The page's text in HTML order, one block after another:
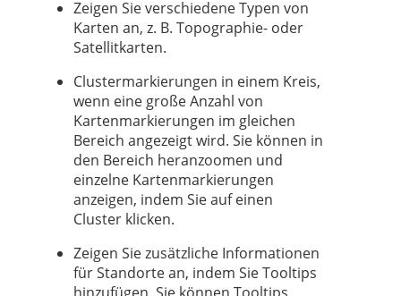
Zeigen Sie verschiedene Typen von
Karten an, z. B. Topographie- oder
Satellitkarten.
Clustermarkierungen in einem Kreis,
wenn eine große Anzahl von
Kartenmarkierungen im gleichen
Bereich angezeigt wird. Sie können in
den Bereich heranzoomen und
einzelne Kartenmarkierungen
anzeigen, indem Sie auf einen
Cluster klicken.
Zeigen Sie zusätzliche Informationen
für Standorte an, indem Sie Tooltips